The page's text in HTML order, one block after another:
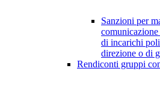
Sanzioni per
di incarichi
direzione o di
Rendiconti gruppi